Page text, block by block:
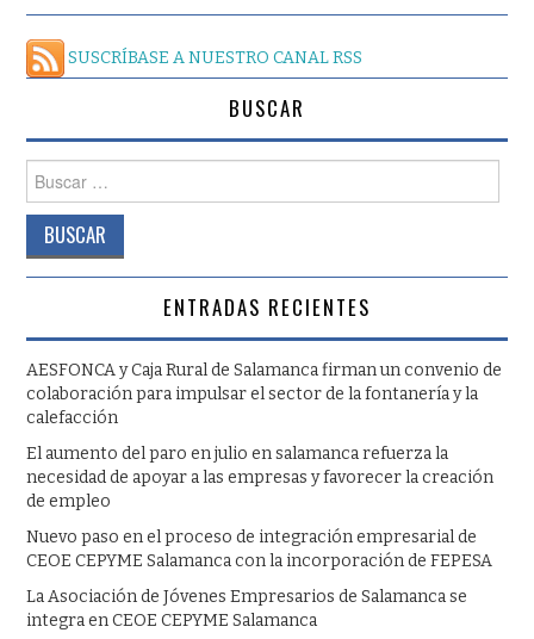
SUSCRÍBASE A NUESTRO CANAL RSS
BUSCAR
ENTRADAS RECIENTES
AESFONCA y Caja Rural de Salamanca firman un convenio de
colaboración para impulsar el sector de la fontanería y la
calefacción
El aumento del paro en julio en salamanca refuerza la
necesidad de apoyar a las empresas y favorecer la creación
de empleo
Nuevo paso en el proceso de integración empresarial de
CEOE CEPYME Salamanca con la incorporación de FEPESA
La Asociación de Jóvenes Empresarios de Salamanca se
integra en CEOE CEPYME Salamanca